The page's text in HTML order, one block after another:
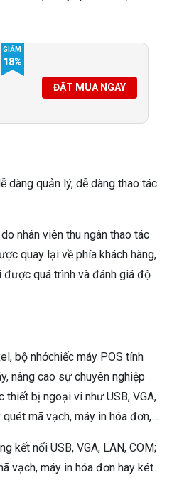
GIẢM
18%
ĐẶT MUA NGAY
dàng quản lý, dễ dàng thao tác
nhân viên thu ngân thao tác
quay lại về phía khách hàng,
quá trình và đánh giá độ
bộ nhớchiếc máy POS tính
nâng cao sự chuyên nghiệp
thiết bị ngoại vi như USB, VGA,
mã vạch, máy in hóa đơn,…
kết nối USB, VGA, LAN, COM;
vạch, máy in hóa đơn hay két